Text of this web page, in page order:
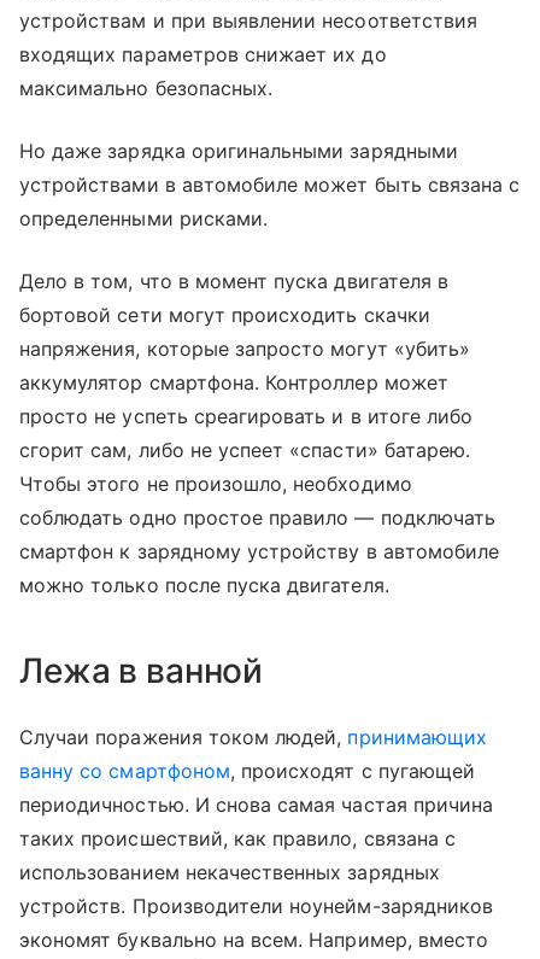
устройствам и при выявлении несоответствия
входящих параметров снижает их до
максимально безопасных.
Но даже зарядка оригинальными зарядными
устройствами в автомобиле может быть связана с
определенными рисками.
Дело в том, что в момент пуска двигателя в
бортовой сети могут происходить скачки
напряжения, которые запросто могут «убить»
аккумулятор смартфона. Контроллер может
просто не успеть среагировать и в итоге либо
сгорит сам, либо не успеет «спасти» батарею.
Чтобы этого не произошло, необходимо
соблюдать одно простое правило — подключать
смартфон к зарядному устройству в автомобиле
можно только после пуска двигателя.
Лежа в ванной
Случаи поражения током людей, принимающих
ванну со смартфоном, происходят с пугающей
периодичностью. И снова самая частая причина
таких происшествий, как правило, связана с
использованием некачественных зарядных
устройств. Производители ноунейм-зарядников
экономят буквально на всем. Например, вместо